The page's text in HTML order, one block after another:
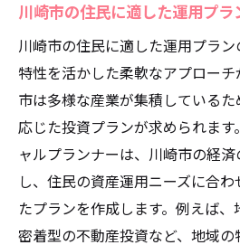
川崎市の住民に適した運用プラ
川崎市の住民に適した運用プラ
特性を活かした柔軟なアプロー
市は多様な産業が集積している
応じた投資プランが求められま
ャルプランナーは、川崎市の経
し、住民の資産運用ニーズに合
たプランを作成します。例えば
密着型の不動産投資など、地域